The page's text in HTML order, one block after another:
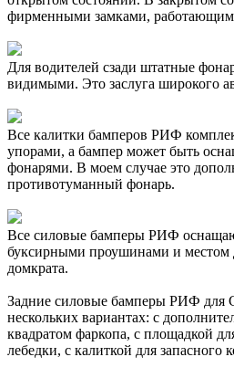
фирменными замками,
Для водителей сзади штатные
видимыми. Это заслуга широкого
Все калитки бамперов РИФ
упорами, а бампер может быть
фонарями. В моем случае это
противотуманный фонарь.
Все силовые бамперы РИФ
буксирными проушинами и местом
домкрата.
Задние силовые бамперы РИФ для
нескольких вариантах: с
квадратом фаркопа, с площадкой
лебедки, с калиткой для запасного